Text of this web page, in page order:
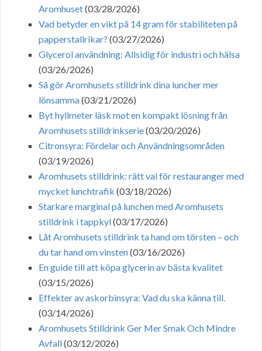
Aromhuset(03/28/2026)
Vad betyder en vikt på 14 gram för stabiliteten på
papperstallrikar? (03/27/2026)
Glycerol användning: Allsidig för industri och hälsa
(03/26/2026)
Så gör Aromhusets stilldrink dina luncher mer
lönsamma(03/21/2026)
Byt hyllmeter läsk mot en kompakt lösning från
Aromhusets stilldrinkserie(03/20/2026)
Citronsyra: Fördelar och Användningsområden
(03/19/2026)
Aromhusets stilldrink: rätt val för restauranger med
mycket lunchtrafik (03/18/2026)
Starkare marginal på lunchen med Aromhusets
stilldrink i tappkyl(03/17/2026)
Låt Aromhusets stilldrink ta hand om törsten – och
du tar hand om vinsten(03/16/2026)
En guide till att köpa glycerin av bästa kvalitet
(03/15/2026)
Effekter av askorbinsyra: Vad du ska känna till.
(03/14/2026)
Aromhusets Stilldrink Ger Mer Smak Och Mindre
Avfall(03/12/2026)